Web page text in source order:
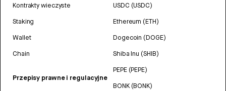
Kontrakty wieczyste
Staking
Wallet
Chain
Przepisy prawne i regulacyjne
USDC (USDC)
Ethereum (ETH)
Dogecoin (DOGE)
Shiba Inu (SHIB)
PEPE (PEPE)
BONK (BONK)